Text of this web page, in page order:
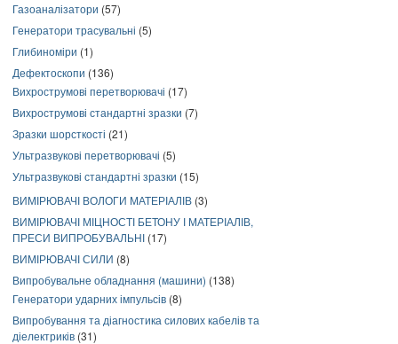
Газоаналізатори (57)
Генератори трасувальні (5)
Глибиноміри (1)
Дефектоскопи (136)
Вихрострумові перетворювачі (17)
Вихрострумові стандартні зразки (7)
Зразки шорсткості (21)
Ультразвукові перетворювачі (5)
Ультразвукові стандартні зразки (15)
ВИМІРЮВАЧІ ВОЛОГИ МАТЕРІАЛІВ (3)
ВИМІРЮВАЧІ МІЦНОСТІ БЕТОНУ І МАТЕРІАЛІВ,
ПРЕСИ ВИПРОБУВАЛЬНІ (17)
ВИМІРЮВАЧІ СИЛИ (8)
Випробувальне обладнання (машини) (138)
Генератори ударних імпульсів (8)
Випробування та діагностика силових кабелів та
діелектриків (31)